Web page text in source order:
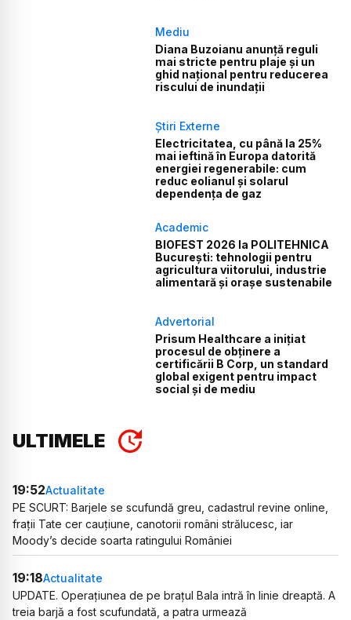
Mediu
Diana Buzoianu anunță reguli
mai stricte pentru plaje și un
ghid național pentru reducerea
riscului de inundații
Știri Externe
Electricitatea, cu până la 25%
mai ieftină în Europa datorită
energiei regenerabile: cum
reduc eolianul și solarul
dependența de gaz
Academic
BIOFEST 2026 la POLITEHNICA
București: tehnologii pentru
agricultura viitorului, industrie
alimentară și orașe sustenabile
Advertorial
Prisum Healthcare a inițiat
procesul de obținere a
certificării B Corp, un standard
global exigent pentru impact
social și de mediu
ULTIMELE
19:52Actualitate
PE SCURT: Barjele se scufundă greu, cadastrul revine online,
frații Tate cer cauțiune, canotorii români strălucesc, iar
Moody’s decide soarta ratingului României
19:18Actualitate
UPDATE. Operațiunea de pe brațul Bala intră în linie dreaptă. A
treia barjă a fost scufundată, a patra urmează